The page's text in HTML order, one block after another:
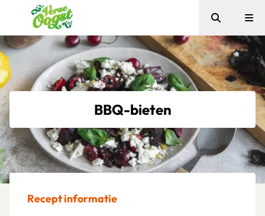
Verse Oogst
Zoeken
BBQ-bieten
Recept informatie